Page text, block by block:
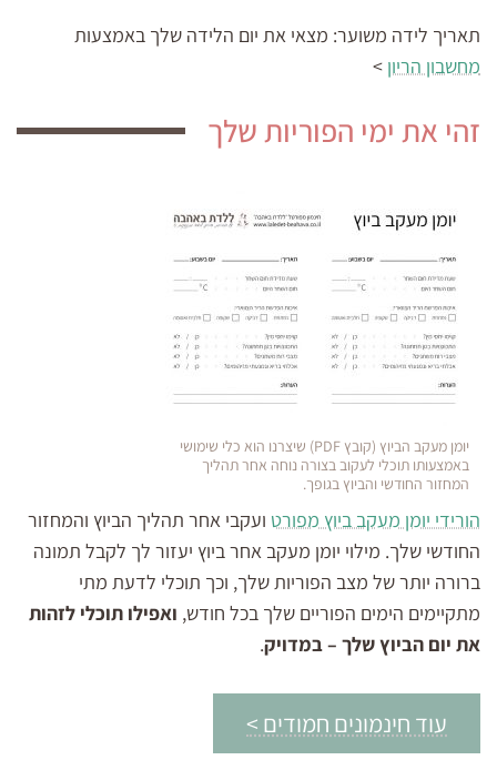
תאריך לידה משוער: מצאי את יום הלידה שלך באמצעות
מחשבון הריון >
זהי את ימי הפוריות שלך
יומן מעקב הביוץ (קובץ PDF) שיצרנו הוא כלי שימושי
באמצעותו תוכלי לעקוב בצורה נוחה אחר תהליך
המחזור החודשי והביוץ בגופך.
הורידי יומן מעקב ביוץ מפורט ועקבי אחר תהליך הביוץ והמחזור
החודשי שלך. מילוי יומן מעקב אחר ביוץ יעזור לך לקבל תמונה
ברורה יותר של מצב הפוריות שלך, וכך תוכלי לדעת מתי
מתקיימים הימים הפוריים שלך בכל חודש, ואפילו תוכלי לזהות
את יום הביוץ שלך – במדויק.
עוד חינמונים חמודים >